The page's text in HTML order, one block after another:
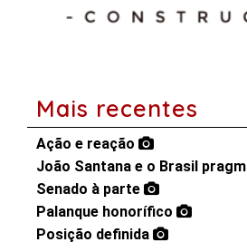
Mais recentes
Ação e reação
João Santana e o Brasil
Senado à parte
Palanque honorífico
Posição definida